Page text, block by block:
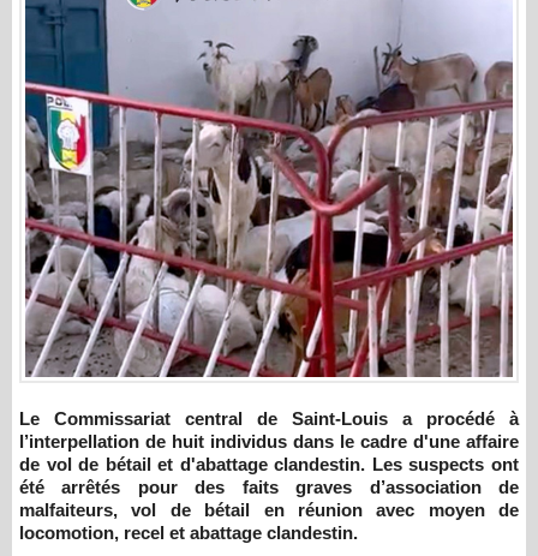
Le Commissariat central de Saint-Louis a procédé à
l’interpellation de huit individus dans le cadre d'une affaire
de vol de bétail et d'abattage clandestin. Les suspects ont
été arrêtés pour des faits graves d’association de
malfaiteurs, vol de bétail en réunion avec moyen de
locomotion, recel et abattage clandestin.